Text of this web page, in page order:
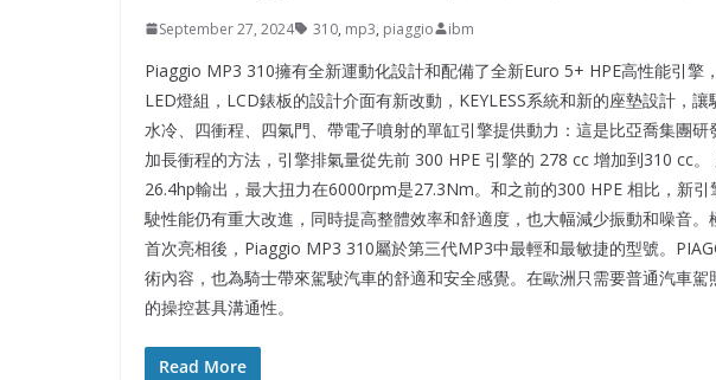
September 27, 2024 310, mp3, piaggio ibm
Piaggio MP3 310擁有全新運動化設計和配備了全新Euro 5+ HPE高性能引
LED燈組，LCD錶板的設計介面有新改動，KEYLESS系統和新的座墊設計
水冷、四衝程、四氣門、帶電子噴射的單缸引擎提供動力：這是比亞喬集團
加長衝程的方法，引擎排氣量從先前 300 HPE 引擎的 278 cc 增加到310 cc
26.4hp輸出，最大扭力在6000rpm是27.3Nm。和之前的300 HPE 相比，新
駛性能仍有重大改進，同時提高整體效率和舒適度，也大幅減少振動和噪音
首次亮相後，Piaggio MP3 310屬於第三代MP3中最輕和最敏捷的型號。
術內容，也為騎士帶來駕駛汽車的舒適和安全感覺。在歐洲只需要普通汽車
的操控甚具溝通性。
Read More